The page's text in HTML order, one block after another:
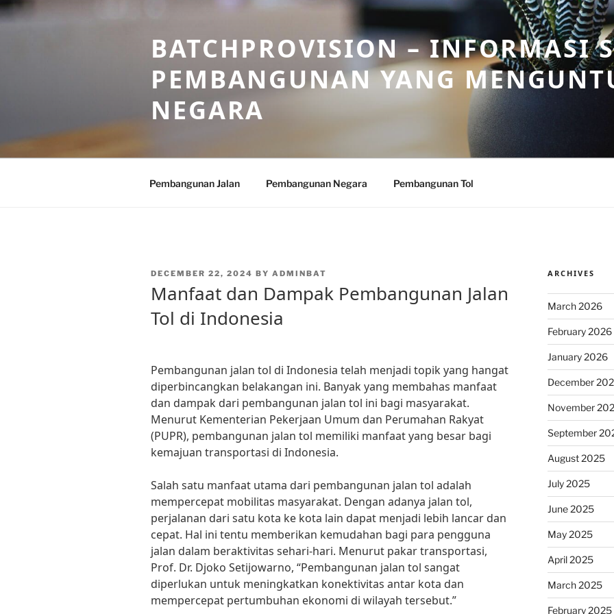
Skip
to
BATCHPROVISION – INFORMASI
PEMBANGUNAN YANG
NEGARA
Pembangunan Jalan Pembangunan Negara Pembangunan Tol
POSTED
DECEMBER 22, 2024 BY ADMINBAT
Manfaat dan Dampak Pembangunan Jalan
Tol di Indonesia
Pembangunan jalan tol di Indonesia telah menjadi topik yang hangat
diperbincangkan belakangan ini. Banyak yang membahas manfaat
dan dampak dari pembangunan jalan tol ini bagi masyarakat.
Menurut Kementerian Pekerjaan Umum dan Perumahan Rakyat
(PUPR), pembangunan jalan tol memiliki manfaat yang besar bagi
kemajuan transportasi di Indonesia.
Salah satu manfaat utama dari pembangunan jalan tol adalah
mempercepat mobilitas masyarakat. Dengan adanya jalan tol,
perjalanan dari satu kota ke kota lain dapat menjadi lebih lancar dan
cepat. Hal ini tentu memberikan kemudahan bagi para pengguna
jalan dalam beraktivitas sehari-hari. Menurut pakar transportasi,
Prof. Dr. Djoko Setijowarno, “Pembangunan jalan tol sangat
diperlukan untuk meningkatkan konektivitas antar kota dan
mempercepat pertumbuhan ekonomi di wilayah tersebut.”
ARCHIVES
March 2026
February 2026
January 2026
December
November
September
August 2025
July 2025
June 2025
May 2025
April 2025
March 2025
February 2025